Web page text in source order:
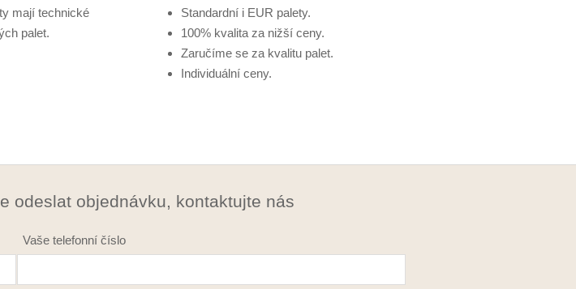
mají technické
palet.
Standardní i EUR palety.
100% kvalita za nižší ceny.
Zaručíme se za kvalitu palet.
Individuální ceny.
odeslat objednávku, kontaktujte nás
Vaše telefonní číslo